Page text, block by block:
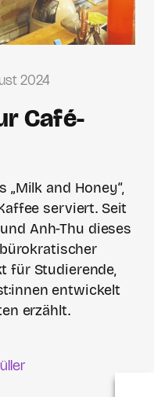
2024
Café-
and Honey“,
serviert. Seit
Anh-Thu dieses
für Studierende,
entwickelt
erzählt.